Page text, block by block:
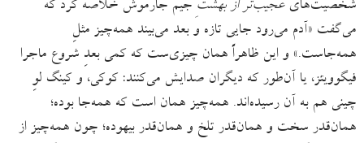
شخصیت‌هایعجیب‌تر از بهشتِ جیم جارموش خلاصه کرد که
می‌گفت «آدم می‌رود جایی تازه و بعد می‌بیند همه‌چیز مثلِ
همه‌جاست.» و این ظاهراً همان چیزی‌ست که کمی بعدِ شروع ماجرا
فیگوویتز، یا آن‌طور که دیگران صدایش می‌کنند: کوکی، و کینگ لوِ
چینی هم به آن رسیده‌اند. همه‌چیز همان است که همه‌جا بوده؛
همان‌قدر سخت و همان‌قدر تلخ و همان‌قدر بیهوده؛ چون همه‌چیز از